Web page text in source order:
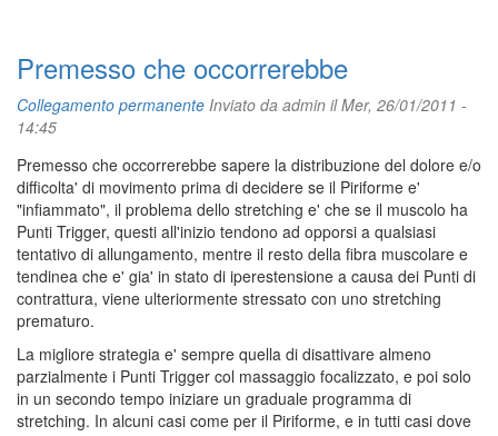
Premesso che occorrerebbe
Collegamento permanente Inviato da admin il Mer, 26/01/2011 -
14:45
Premesso che occorrerebbe sapere la distribuzione del dolore e/o
difficolta' di movimento prima di decidere se il Piriforme e'
"infiammato", il problema dello stretching e' che se il muscolo ha
Punti Trigger, questi all'inizio tendono ad opporsi a qualsiasi
tentativo di allungamento, mentre il resto della fibra muscolare e
tendinea che e' gia' in stato di iperestensione a causa dei Punti di
contrattura, viene ulteriormente stressato con uno stretching
prematuro.
La migliore strategia e' sempre quella di disattivare almeno
parzialmente i Punti Trigger col massaggio focalizzato, e poi solo
in un secondo tempo iniziare un graduale programma di
stretching. In alcuni casi come per il Piriforme, e in tutti casi dove